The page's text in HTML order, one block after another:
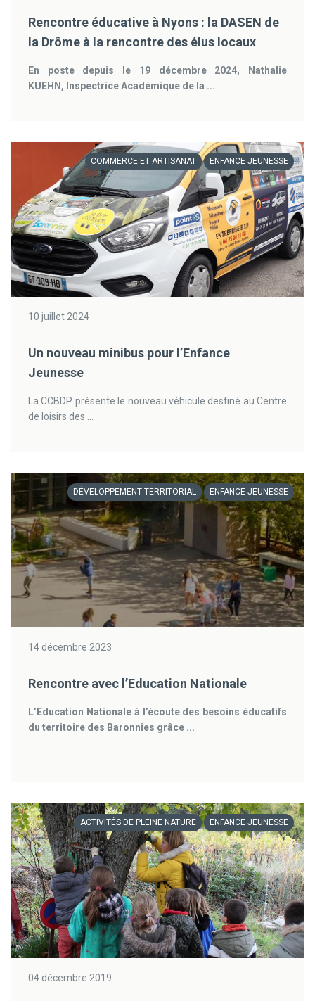
Rencontre éducative à Nyons : la DASEN de
la Drôme à la rencontre des élus locaux
En poste depuis le 19 décembre 2024, Nathalie
KUEHN, Inspectrice Académique de la ...
COMMERCE ET ARTISANAT ENFANCE JEUNESSE
10 juillet 2024
Un nouveau minibus pour l’Enfance
Jeunesse
La CCBDP présente le nouveau véhicule destiné au Centre
de loisirs des ...
DÉVELOPPEMENT TERRITORIAL ENFANCE JEUNESSE
14 décembre 2023
Rencontre avec l’Education Nationale
L’Education Nationale à l’écoute des besoins éducatifs
du territoire des Baronnies grâce ...
ACTIVITÉS DE PLEINE NATURE ENFANCE JEUNESSE
04 décembre 2019